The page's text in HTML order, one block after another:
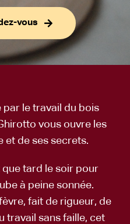
de guitares
vous
par le travail du bois
vous ouvre les
et de ses secrets.
que tard le soir pour
à peine sonnée.
fait de rigueur, de
travail sans faille, cet